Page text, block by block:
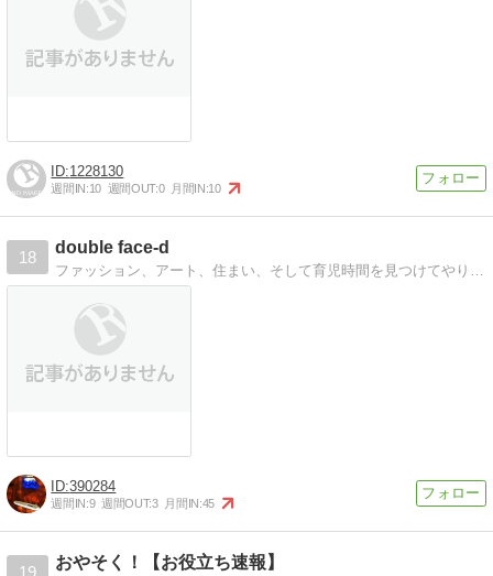
1228130
週間IN:10 週間OUT:0 月間IN:10
18
double face-d
390284
週間IN:9 週間OUT:3 月間IN:45
19
おやそく！【お役立ち速報】